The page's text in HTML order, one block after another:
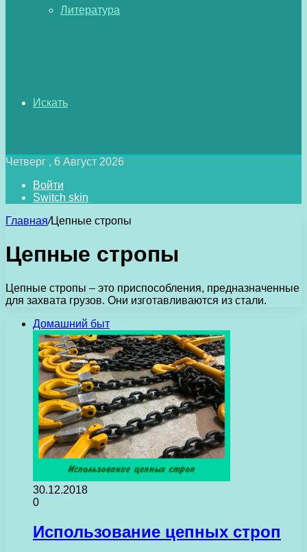
Литература
Искать
Четверг , 6 Август 2026
Войти
Switch skin
Главная/Цепные стропы
Цепные стропы
Цепные стропы – это приспособления, предназначенные
для захвата грузов. Они изготавливаются из стали.
Домашний быт
30.12.2018
0
Использование цепных строп